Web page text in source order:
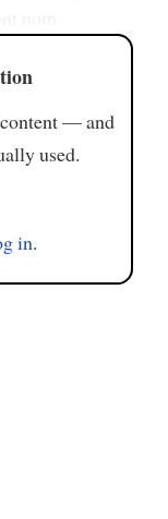
— and
used.
in.